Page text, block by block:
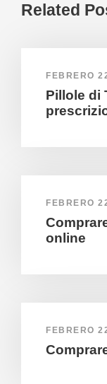
Related
FEBRERO
Pillole di
FEBRERO
online
FEBRERO